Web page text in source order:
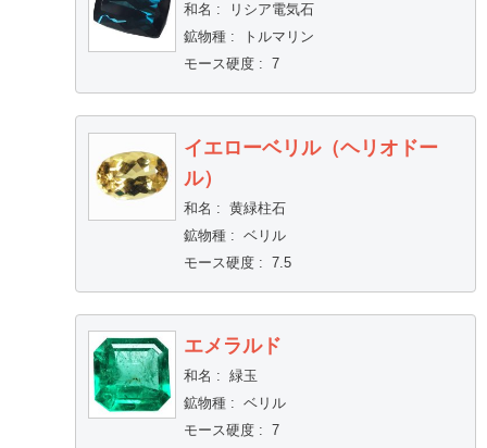
和名 :
リシア電気石
鉱物種:
トルマリン
モース硬度: 7
イエローベリル（ヘリオドー
ル）
和名 : 黄緑柱石
鉱物種: ベリル
モース硬度: 7.5
エメラルド
和名 : 緑玉
鉱物種: ベリル
モース硬度: 7